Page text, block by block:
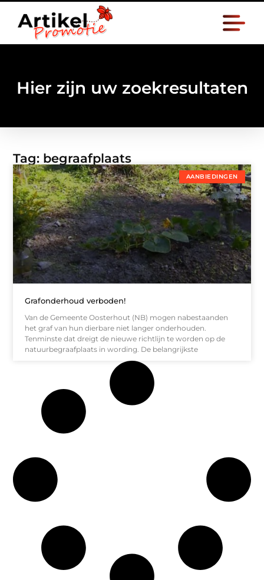
Hier zijn uw zoekresultaten
Tag: begraafplaats
AANBIEDINGEN
Grafonderhoud verboden!
Van de Gemeente Oosterhout (NB) mogen nabestaanden
het graf van hun dierbare niet langer onderhouden.
Tenminste dat dreigt de nieuwe richtlijn te worden op de
natuurbegraafplaats in wording. De belangrijkste